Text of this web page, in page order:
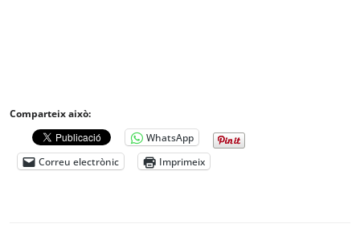
Comparteix això:
WhatsApp
Correu electrònic
Imprimeix